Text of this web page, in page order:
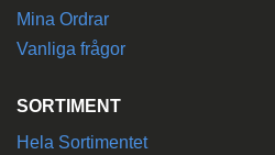
Mina Ordrar
Vanliga frågor
SORTIMENT
Hela Sortimentet